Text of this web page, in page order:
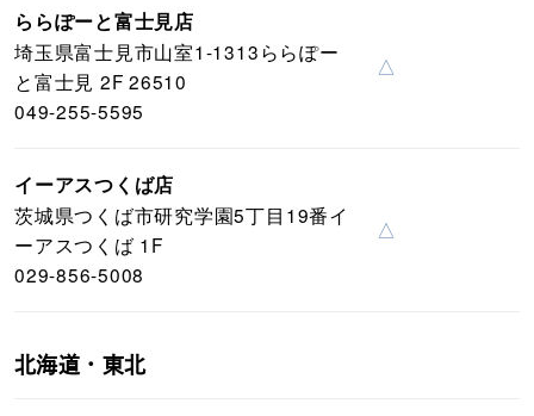
ららぽーと富士見店
埼玉県富士見市山室1-1313ららぽー
と富士見 2F 26510
049-255-5595
△
イーアスつくば店
茨城県つくば市研究学園5丁目19番イ
ーアスつくば 1F
029-856-5008
△
北海道・東北